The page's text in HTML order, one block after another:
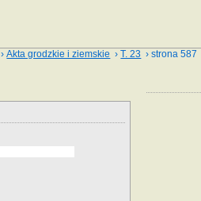
›Akta grodzkie i ziemskie ›T. 23 › strona 587